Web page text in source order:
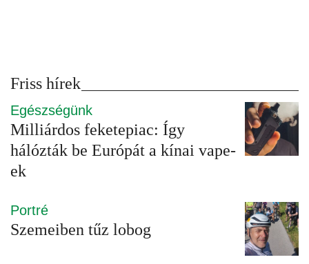
Friss hírek
Egészségünk
Milliárdos feketepiac: Így
hálózták be Európát a kínai vape-
ek
Portré
Szemeiben tűz lobog